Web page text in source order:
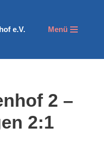
e.V. Menü
2 –
2:1